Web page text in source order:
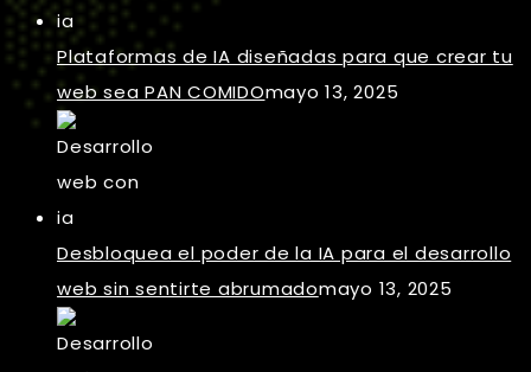
Plataformas de IA diseñadas para que crear tu
web sea PAN COMIDOmayo 13, 2025
Desbloquea el poder de la IA para el desarrollo
web sin sentirte abrumadomayo 13, 2025